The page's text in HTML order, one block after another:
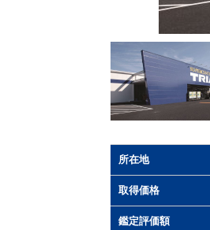
所在地
取得価格
鑑定評価額